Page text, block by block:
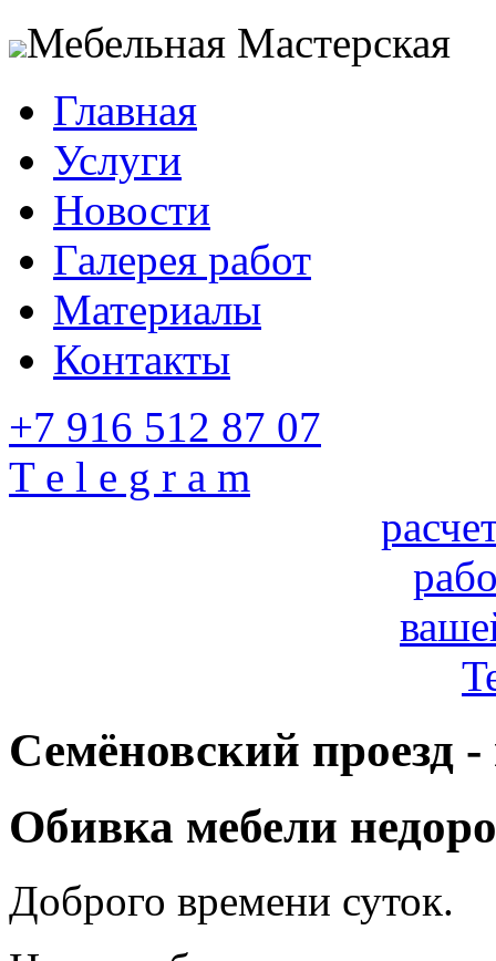
Мебельная Мастерская
Главная
Услуги
Новости
Галерея работ
Материалы
Контакты
+7 916 512 87 07
T e l e g r a m
Семёновский проезд
Обивка мебели
Доброго времени суток.